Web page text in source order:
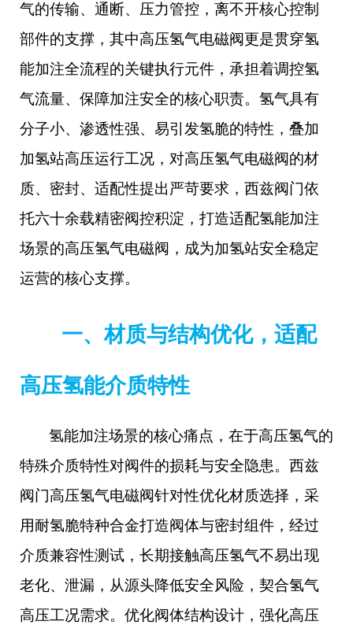
气的传输、通断、压力管控，离不开核心控制
部件的支撑，其中高压氢气电磁阀更是贯穿氢
能加注全流程的关键执行元件，承担着调控氢
气流量、保障加注安全的核心职责。氢气具有
分子小、渗透性强、易引发氢脆的特性，叠加
加氢站高压运行工况，对高压氢气电磁阀的材
质、密封、适配性提出严苛要求，西兹阀门依
托六十余载精密阀控积淀，打造适配氢能加注
场景的高压氢气电磁阀，成为加氢站安全稳定
运营的核心支撑。
一、材质与结构优化，适配
高压氢能介质特性
氢能加注场景的核心痛点，在于高压氢气的
特殊介质特性对阀件的损耗与安全隐患。西兹
阀门高压氢气电磁阀针对性优化材质选择，采
用耐氢脆特种合金打造阀体与密封组件，经过
介质兼容性测试，长期接触高压氢气不易出现
老化、泄漏，从源头降低安全风险，契合氢气
高压工况需求。优化阀体结构设计，强化高压